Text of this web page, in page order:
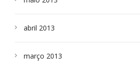
abril 2013
março 2013